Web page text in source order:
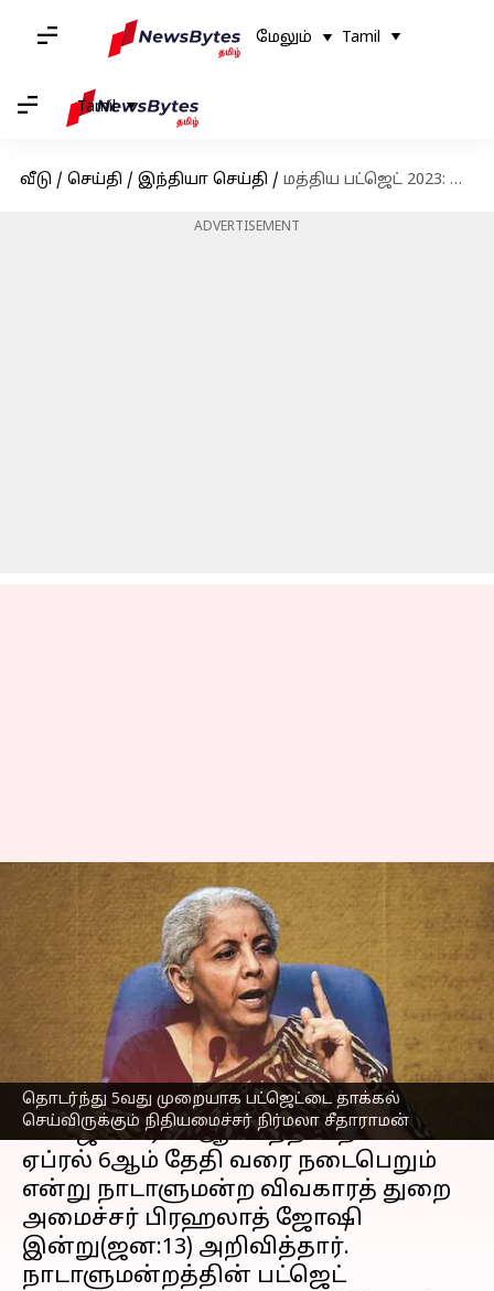
மேலும் Tamil
Tamil
வீடு / செய்தி / இந்தியா செய்தி / மத்திய பட்ஜெட் 2023: ஜனவரி 31 ஆம் தேதி தொடங்குகிறது
ADVERTISEMENT
தொடர்ந்து 5வது முறையாக பட்ஜெட்டை தாக்கல்
செய்விருக்கும் நிதியமைச்சர் நிர்மலா சீதாராமன்
மத்திய பட்ஜெட் 2023:
ஜனவரி 31 ஆம் தேதி
தொடங்குகிறது
எழுதியவர் Sindhuja SM Jan 13, 2023 03:16 pm
செய்தி முன்னோட்டம்
நாடாளுமன்றபட்ஜெட்கூட்டத்தொடர்
2023 ஜனவரி 31ஆம் தேதி தொடங்கி
ஏப்ரல் 6ஆம் தேதி வரை நடைபெறும்
என்று நாடாளுமன்ற விவகாரத் துறை
அமைச்சர் பிரஹலாத் ஜோஷி
இன்று(ஜன:13) அறிவித்தார்.
நாடாளுமன்றத்தின் பட்ஜெட்